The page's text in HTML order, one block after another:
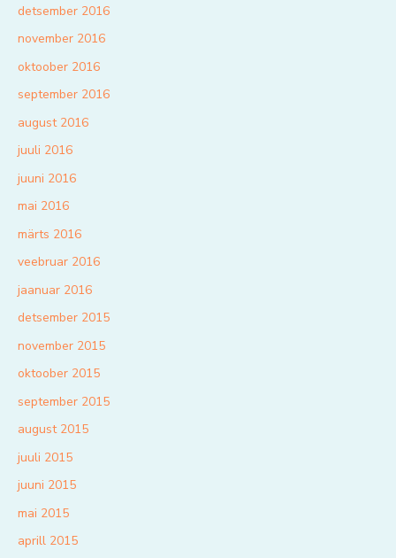
detsember 2016
november 2016
oktoober 2016
september 2016
august 2016
juuli 2016
juuni 2016
mai 2016
märts 2016
veebruar 2016
jaanuar 2016
detsember 2015
november 2015
oktoober 2015
september 2015
august 2015
juuli 2015
juuni 2015
mai 2015
aprill 2015